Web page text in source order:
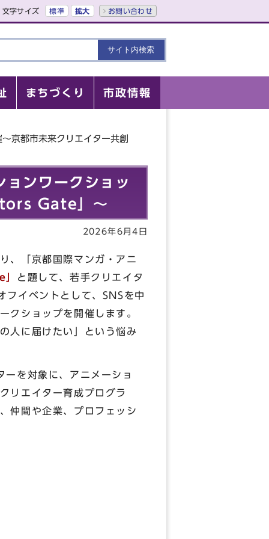
文字サイズ 標準 拡大 お問い合わせ
まちづくり 市政情報
京都市未来クリエイター共創
ョンワークショッ
Gate」～
2026年6月4日
、「京都国際マンガ・アニ
と題して、若手クリエイタ
フイベントとして、SNSを中
クショップを開催します。
人に届けたい」という悩み
ーを対象に、アニメーショ
リエイター育成プログラ
仲間や企業、プロフェッシ